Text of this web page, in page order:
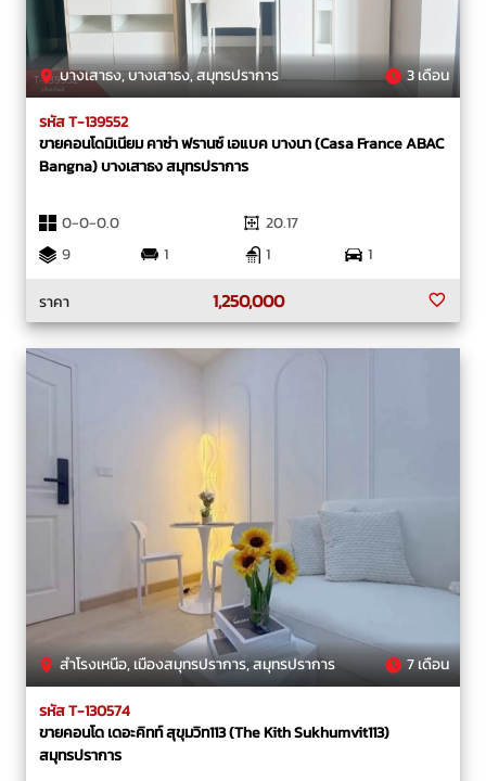
บางเสาธง, บางเสาธง, สมุทรปราการ 3 เดือน
รหัส T-139552
ขายคอนโดมิเนียม คาซ่า ฟรานซ์ เอแบค บางนา (Casa France ABAC
Bangna) บางเสาธง สมุทรปราการ
0-0-0.0
20.17
9
1 1
1
ราคา
1,250,000
สำโรงเหนือ, เมืองสมุทรปราการ, สมุทรปราการ 7 เดือน
รหัส T-130574
ขายคอนโด เดอะคิทท์ สุขุมวิท113 (The Kith Sukhumvit113)
สมุทรปราการ